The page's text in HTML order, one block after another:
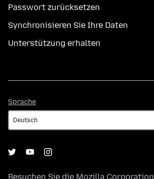
Passwort zurücksetzen
Synchronisieren Sie Ihre Daten
Unterstützung erhalten
Sprache
Besuchen Sie die Mozilla Corporation